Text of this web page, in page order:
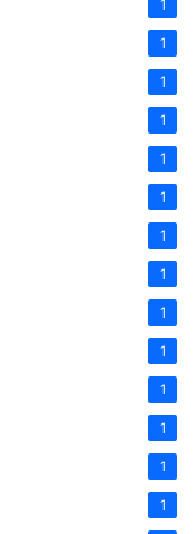
1
1
1
1
1
1
1
1
1
1
1
1
1
1